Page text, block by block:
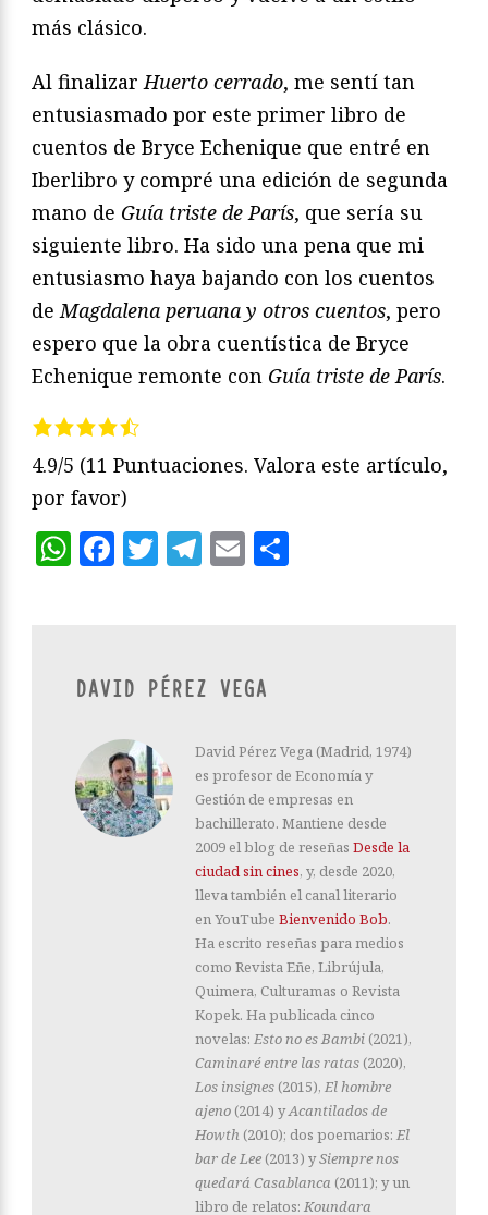
más clásico.
Al finalizarHuerto cerrado, me sentí tan
entusiasmado por este primer libro de
cuentos de Bryce Echenique que entré en
Iberlibro y compré una edición de segunda
mano de Guía triste de París, que sería su
siguiente libro. Ha sido una pena que mi
entusiasmo haya bajando con los cuentos
deMagdalena peruana y otros cuentos, pero
espero que la obra cuentística de Bryce
Echenique remonte con Guía triste de París.
4.9/5 (11 Puntuaciones. Valora este artículo,
por favor)
WhatsApp
Facebook
Twitter
Telegram
Email
DAVID PÉREZ VEGA
David Pérez Vega (Madrid, 1974)
es profesor de Economía y
Gestión de empresas en
bachillerato. Mantiene desde
2009 el blog de reseñas Desde la
ciudad sin cines, y, desde 2020,
lleva también el canal literario
en YouTube Bienvenido Bob.
Ha escrito reseñas para medios
como Revista Eñe, Librújula,
Quimera, Culturamas o Revista
Kopek. Ha publicada cinco
novelas: Esto no es Bambi (2021),
Caminaré entre las ratas (2020),
Los insignes (2015), El hombre
ajeno (2014) yAcantilados de
Howth (2010); dos poemarios: El
bar de Lee (2013) ySiempre nos
quedará Casablanca (2011); y un
libro de relatos: Koundara